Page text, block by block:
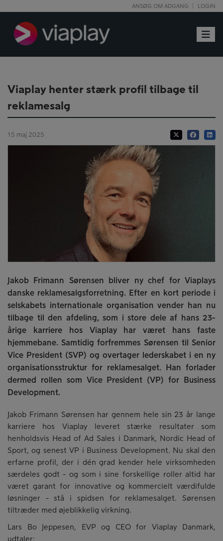
ANSØG OM ADGANG LOGIN
Viaplay henter stærk profil tilbage til
reklamesalg
15 maj 2025
Jakob Frimann Sørensen bliver ny chef for Viaplays
danske reklamesalgsforretning. Efter en kort periode i
selskabets internationale organisation vender han nu
tilbage til den afdeling, som i store dele af hans 23-
årige karriere hos Viaplay har været hans faste
hjemmebane. Samtidig forfremmes Sørensen til Senior
Vice President (SVP) og overtager lederskabet i en ny
organisationsstruktur for reklamesalget. Han forlader
dermed rollen som Vice President (VP) for Business
Development.
Jakob Frimann Sørensen har gennem hele sin 23 år lange
karriere hos Viaplay leveret stærke resultater som
henholdsvis Head of Ad Sales i Danmark, Nordic Head of
Sport, og senest VP i Business Development. Nu skal den
erfarne profil, der i dén grad kender hele virksomheden
særdeles godt - og som i sine forskellige roller altid har
været garant for innovative og kommercielt værdifulde
løsninger - stå i spidsen for reklamesalget. Sørensen
tiltræder med øjeblikkelig virkning.
Lars Bo Jeppesen, EVP og CEO for Viaplay Danmark,
udtaler: